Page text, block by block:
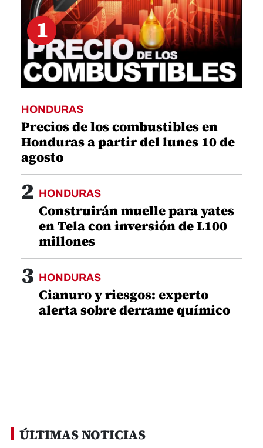
1
HONDURAS
Precios de los combustibles en
Honduras a partir del lunes 10 de
agosto
2 HONDURAS
Construirán muelle para yates
en Tela con inversión de L100
millones
3 HONDURAS
Cianuro y riesgos: experto
alerta sobre derrame químico
ÚLTIMAS NOTICIAS